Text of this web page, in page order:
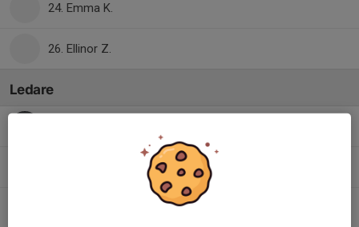
24. Emma K.
26. Ellinor Z.
Ledare
Felix Petersson-EkHjälpredare
Ass tränare